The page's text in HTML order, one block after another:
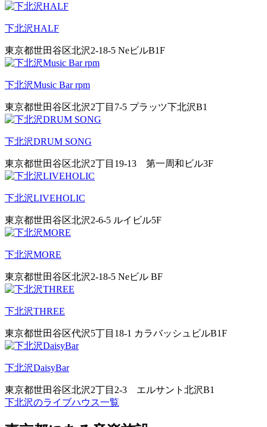
下北沢HALF
東京都世田谷区北沢2-18-5 NeビルB1F
下北沢Music Bar rpm
東京都世田谷区北沢2丁目7-5 プラッツ下北沢B1
下北沢DRUM SONG
東京都世田谷区北沢2丁目19-13 第一周和ビル3F
下北沢LIVEHOLIC
東京都世田谷区北沢2-6-5 ルイビル5F
下北沢MORE
東京都世田谷区北沢2‐18‐5 Neビル BF
下北沢THREE
東京都世田谷区代沢5丁目18-1 カラバッシュビルB1F
下北沢DaisyBar
東京都世田谷区北沢2丁目2-3 エルサント北沢B1
下北沢のライブハウス一覧